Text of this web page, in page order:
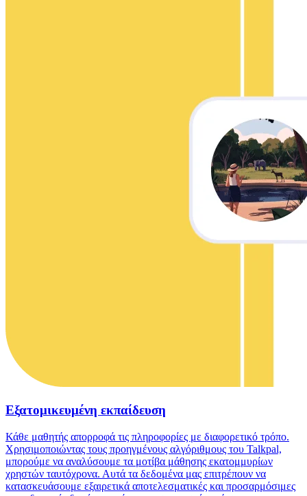
Εξατομικευμένη εκπαίδευση
Κάθε μαθητής απορροφά τις πληροφορίες με διαφορετικό τρόπο.
Χρησιμοποιώντας τους προηγμένους αλγόριθμους του Talkpal,
μπορούμε να αναλύσουμε τα μοτίβα μάθησης εκατομμυρίων
χρηστών ταυτόχρονα. Αυτά τα δεδομένα μας επιτρέπουν να
κατασκευάσουμε εξαιρετικά αποτελεσματικές και προσαρμόσιμες